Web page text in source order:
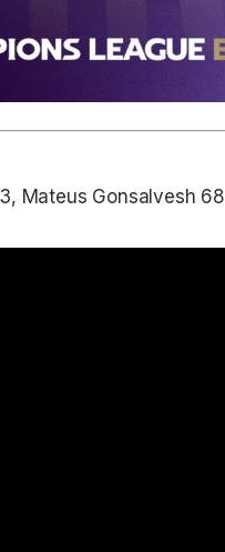
Mateus Gonsalvesh 68